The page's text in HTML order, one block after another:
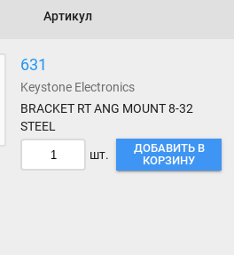
Артикул
631
Keystone Electronics
BRACKET RT ANG MOUNT 8-32
STEEL
шт.
ДОБАВИТЬ В
КОРЗИНУ